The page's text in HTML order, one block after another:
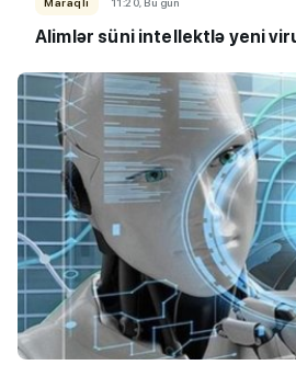
Alimlər süni intellektlə yeni